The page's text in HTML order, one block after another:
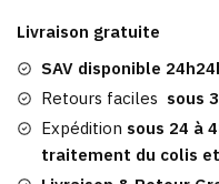
Homme
Grise
|
Troon
Livraison gratuite
SAV disponible
Retours faciles sous
Expédition sous 24 à
traitement du colis